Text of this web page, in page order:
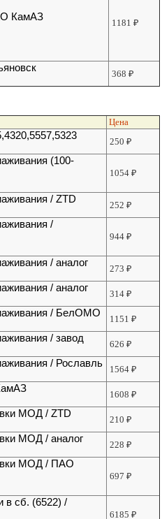
КамАЗ
1181₽
368₽
Цена
250₽
(100-
1054₽
/ ZTD
252₽
/
944₽
/ аналог
273₽
/ аналог
314₽
/ БелОМО
1151₽
/ завод
626₽
/ Рославль
1564₽
1608₽
МОД / ZTD
210₽
МОД / аналог
228₽
МОД / ПАО
697₽
в сб. (6522) /
6185₽